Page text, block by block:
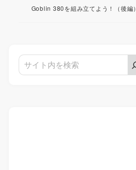
Goblin 380を組み立てよう！（後編）